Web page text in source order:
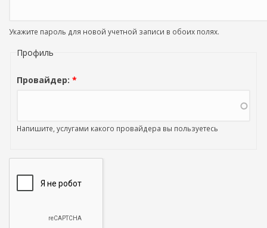
Укажите пароль для новой учетной записи в обоих полях.
Профиль
Провайдер: *
Напишите, услугами какого провайдера вы пользуетесь